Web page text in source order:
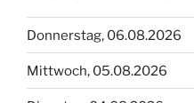
Donnerstag, 06.08.2026
Mittwoch, 05.08.2026